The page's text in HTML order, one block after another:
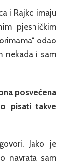
i Rajko imaju
pjesničkim
odao
nekada i sam
posvećena
pisati takve
Jako je
navrata sam